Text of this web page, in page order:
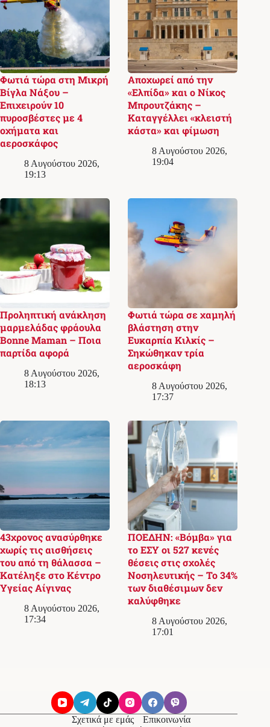
Φωτιά τώρα στη Μικρή
Βίγλα Νάξου –
Επιχειρούν 10
πυροσβέστες με 4
οχήματα και
αεροσκάφος
8 Αυγούστου 2026,
19:13
Αποχωρεί από την
«Ελπίδα» και ο Νίκος
Μπρουτζάκης –
Καταγγέλλει «κλειστή
κάστα» και φίμωση
8 Αυγούστου 2026,
19:04
Προληπτική ανάκληση
μαρμελάδας φράουλα
Bonne Maman – Ποια
παρτίδα αφορά
8 Αυγούστου 2026,
18:13
Φωτιά τώρα σε χαμηλή
βλάστηση στην
Ευκαρπία Κιλκίς –
Σηκώθηκαν τρία
αεροσκάφη
8 Αυγούστου 2026,
17:37
43χρονος ανασύρθηκε
χωρίς τις αισθήσεις
του από τη θάλασσα –
Κατέληξε στο Κέντρο
Υγείας Αίγινας
8 Αυγούστου 2026,
17:34
ΠΟΕΔΗΝ: «Βόμβα» για
το ΕΣΥ οι 527 κενές
θέσεις στις σχολές
Νοσηλευτικής – Το 34%
των διαθέσιμων δεν
καλύφθηκε
8 Αυγούστου 2026,
17:01
Σχετικά με εμάς
Επικοινωνία